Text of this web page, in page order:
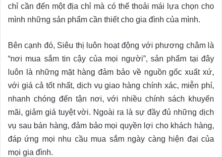
chỉ cần đến một địa chỉ mà có thể thoải mái lựa chọn cho
mình những sản phẩm cần thiết cho gia đình của mình.
Bên cạnh đó, Siêu thị luôn hoạt động với phương châm là
“nơi mua sắm tin cậy của mọi người”, sản phẩm tại đây
luôn là những mặt hàng đảm bảo về nguồn gốc xuất xứ,
với giá cả tốt nhất, dịch vụ giao hàng chính xác, miễn phí,
nhanh chóng đến tận nơi, với nhiều chính sách khuyến
mãi, giảm giá tuyệt vời. Ngoài ra là sự đầy đủ những dịch
vụ sau bán hàng, đảm bảo mọi quyền lợi cho khách hàng,
đáp ứng mọi nhu cầu mua sắm ngày càng hiện đại của
mọi gia đình.